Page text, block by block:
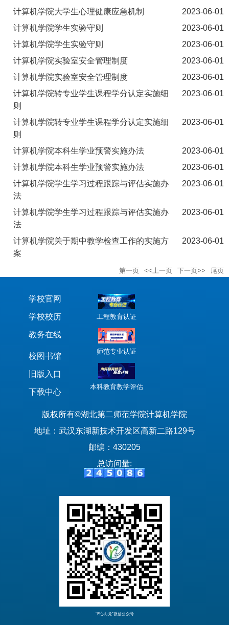
计算机学院大学生心理健康应急机制
2023-06-01
计算机学院学生实验守则
2023-06-01
计算机学院学生实验守则
2023-06-01
计算机学院实验室安全管理制度
2023-06-01
计算机学院实验室安全管理制度
2023-06-01
计算机学院转专业学生课程学分认定实施细
则
2023-06-01
计算机学院转专业学生课程学分认定实施细
则
2023-06-01
计算机学院本科生学业预警实施办法
2023-06-01
计算机学院本科生学业预警实施办法
2023-06-01
计算机学院学生学习过程跟踪与评估实施办
法
2023-06-01
计算机学院学生学习过程跟踪与评估实施办
法
2023-06-01
计算机学院关于期中教学检查工作的实施方
案
2023-06-01
第一页 <<上一页 下一页>> 尾页
学校官网
学校校历
教务在线
校图书馆
旧版入口
下载中心
工程教育认证
师范专业认证
本科教育教学评估
版权所有©湖北第二师范学院计算机学院
地址：武汉东湖新技术开发区高新二路129号
邮编：430205
总访问量:
“E心向党”微信公众号